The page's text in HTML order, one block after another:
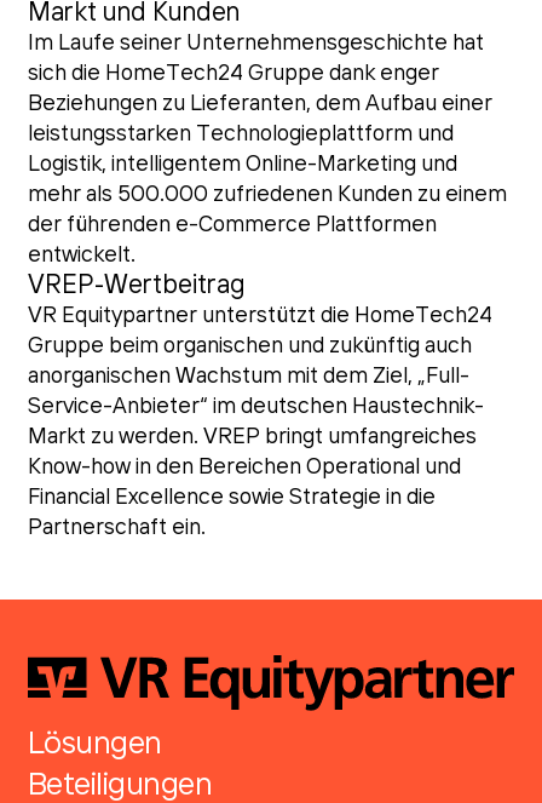
Markt und Kunden
Im Laufe seiner Unternehmensgeschichte hat
sich die HomeTech24 Gruppe dank enger
Beziehungen zu Lieferanten, dem Aufbau einer
leistungsstarken Technologieplattform und
Logistik, intelligentem Online-Marketing und
mehr als 500.000 zufriedenen Kunden zu einem
der führenden e-Commerce Plattformen
entwickelt.
VREP-Wertbeitrag
VR Equitypartner unterstützt die HomeTech24
Gruppe beim organischen und zukünftig auch
anorganischen Wachstum mit dem Ziel, „Full-
Service-Anbieter“ im deutschen Haustechnik-
Markt zu werden. VREP bringt umfangreiches
Know-how in den Bereichen Operational und
Financial Excellence sowie Strategie in die
Partnerschaft ein.
Lösungen
Beteiligungen